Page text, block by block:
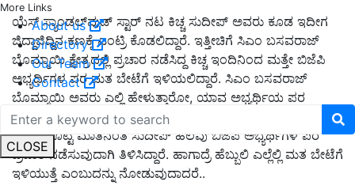
More Links
About us
Directory
Our Team
Contact
CLOSE
ಯೆಸ್‌ ಸ್ಯಾಂಡಲ್‌ವುಡ್‌ ಸ್ಟಾರ್‌ ನಟ ಕಿಚ್ಚ ಸುದೀಪ್‌ ಅವರು ಕೂಡ ಇದೀಗ
ಜಿದ್ದಾಜಿದ್ದಿನ ಕಣಕ್ಕೆ ಎಂಟ್ರಿ ಕೊಡಲಿದ್ದಾರೆ. ಇತ್ತೀಚಿಗೆ ಸಿಎಂ ಬಸವರಾಜ್‌
ಬೊಮ್ಮಾಯಿ ಕ್ಷೇತ್ರದಲ್ಲಿ ಪ್ರಚಾರ ನಡೆಸಿದ್ದ ಕಿಚ್ಚ ಇಂದಿನಿಂದ ಮತ್ತೇ ಬಿಜೆಪಿ
ಅಭ್ಯರ್ಥಿಗಳ ಪರ ಮತ ಬೇಟೆಗೆ ಇಳಿಯಲಿದ್ದಾರೆ. ಸಿಎಂ ಬಸವರಾಜ್‌
ಬೊಮ್ಮಾಯಿ ಅವರು ಎಲ್ಲಿ ಹೇಳುತ್ತಾರೋ, ಯಾವ ಅಭ್ಯರ್ಥಿಯ ಪರ
ಹೇಳುತ್ತಾರೋ ಅವರ ಪರ ಪ್ರಚಾರ ಮಾಡುತ್ತೇನೆ ಎಂದು ಕಿಚ್ಚ ಹೇಳಿದ್ದರು.
ಇದೀಗ ಕೊಟ್ಟ ಮಾತಿನಂತೆ ಸುದೀಪ್‌ ಹಲವು ಬಿಜೆಪಿ ಅಭ್ಯರ್ಥಿಗಳ ಪರ
ಪ್ರಚಾರ ನಡೆಸುವುದಾಗಿ ತಿಳಿಸಿದ್ದಾರೆ. ಹಾಗಾದ್ರೆ ಹೆಬ್ಬುಲಿ ಎಲ್ಲೆಲ್ಲಿ ಮತ ಬೇಟೆಗೆ
ಇಳಿಯುತ್ತೆ ಎಂಬುದನ್ನು ನೋಡುವುದಾದರೆ..